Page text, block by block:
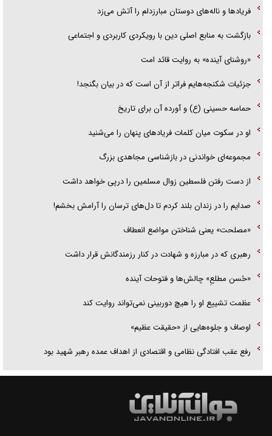
فریاد‌ها و ناله‌های دوستان مبارزدلم را آتش می‌زد
بازگشت به منابع اصلی دین با رویکردی کاربردی و اجتماعی
«روشنای آینده» به روایت قائد امت
جزئیات شکنجه‌هایم فراتر از آن است که در بیان بگنجد!
حماسه حسینی (ع) و آورده آن برای تاریخ
او در سکوت میان کلمات فریاد‌های پنهان را می‌شنید
مجموعه‌ای خواندنی در بازشناسی مجاهدی بزرگ
از دست رفتن فلسطین زوال مسلمین را درپی خواهد داشت
صدایم را در زندان بلند کردم تا دل‌های ترسان را آرامش بخشم!
«مصلحت» یعنی شناختن مواضع انعطاف
رهبری که در مبارزه و شهادت در کنار رزمندگانش قرار داشت
«حُسن مطلعِ» چالش‌ها و فتوحات آینده
عظمت تشییع او را هیچ دوربینی نمی‌تواند روایت کند
اوصاف و جلوه‌هایی از «حقیقت عظیم»
رفع عقب افتادگی نظامی و اقتصادی از اهداف عمده رهبر شهید بود